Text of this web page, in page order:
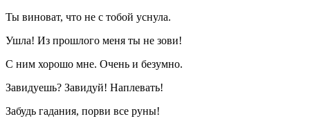
Ты виноват, что не с тобой уснула.
Ушла! Из прошлого меня ты не зови!
С ним хорошо мне. Очень и безумно.
Завидуешь? Завидуй! Наплевать!
Забудь гадания, порви все руны!